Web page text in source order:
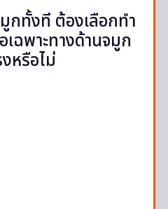
กทั้งที ต้องเลือกทำ
ฉพาะทางด้านจมูก
หรือไม่